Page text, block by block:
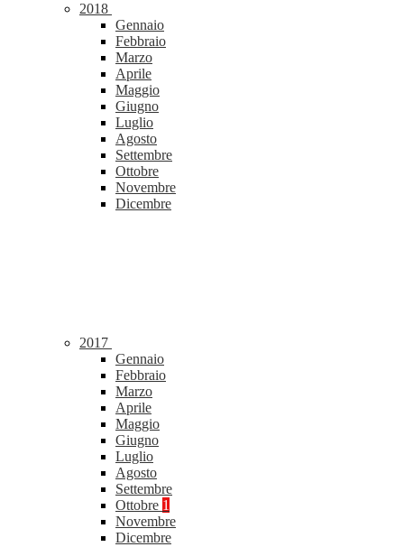
2018
Gennaio
Febbraio
Marzo
Aprile
Maggio
Giugno
Luglio
Agosto
Settembre
Ottobre
Novembre
Dicembre
2017
Gennaio
Febbraio
Marzo
Aprile
Maggio
Giugno
Luglio
Agosto
Settembre
Ottobre 1
Novembre
Dicembre